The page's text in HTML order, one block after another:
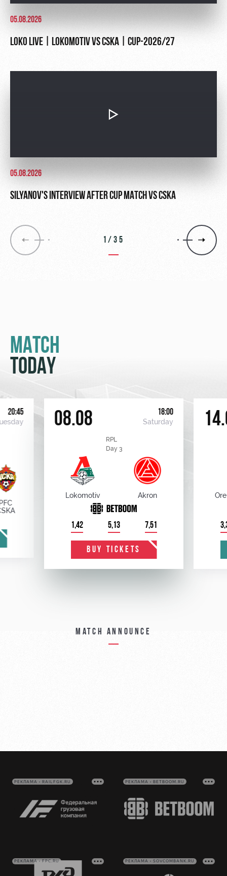
05.08.2026
LOKO LIVE | LOKOMOTIV VS CSKA | CUP-2026/27
05.08.2026
SILYANOV'S INTERVIEW AFTER CUP MATCH VS CSKA
1/35
MATCH
TODAY
20:45 08.08 18:00
Saturday
RPL
Day 3
Lokomotiv Akron
1,42 5,13 7,51
BUY TICKETS
Match announce
РЕКЛАМА • RAILFGK.RU РЕКЛАМА • BETBOOM.RU
РЕКЛАМА • FPC.RU РЕКЛАМА • SOVCOMBANK.RU